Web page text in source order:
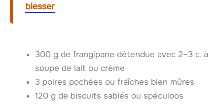
blesser
300 g de frangipane détendue avec 2–3 c. à
soupe de lait ou crème
3 poires pochées ou fraîches bien mûres
120 g de biscuits sablés ou spéculoos